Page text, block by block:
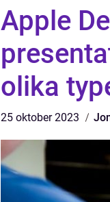
Apple
olika
25 oktober 2023